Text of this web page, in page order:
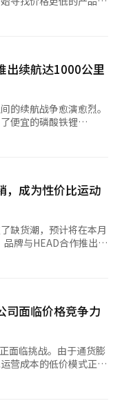
表示：“自6月以来，
“在A医院开处方的价
一半。毛发治疗药物
为27万5000到28万韩
5000韩元，3阶段
，均为53万韩元。与
了省下1万韩元，我和
韩元，来这里是对
的分析资料，截至今
韩元，反而下降
消费模式已转向“性价
示了药局市场的重心
如今正逐渐被追求脱发
大学消费者学系教授
消费，而是需要持续管
，这与外貌管理和自
医疗领域也开始重视性
道。”部分人士对脱发
用的担忧。尽管医院的
1到2分钟，未能充分考
方”的现象。肥胖治疗
，许多医院也能轻松开
（BMI）30以上的重度
成年超重患者进行处
能形成约5000户
3类一般居住区的上限
。 改造是通过
的扩建，部分增加户数
样提升项目性，但对于
少项目长期化的现实选
912户增加到约1048
成超过5000户的大型
每户仅0.64个。浦项
平均每户达到1.4个，
性极高。通过东作大路
交通部的实际交易价格
近交易价格为1300万
韩元。 浦项建设
首尔最大规模的改造
小区，改造将成为现实
有框架，但结构加固、
等都使得施工费用负担
协会成员的分摊费用存
现。”他说：“在相同
为主，重新调整美容
类，以满足性价比美容
售额同比增长约
“Zoom by 郑贤物”系
求。因此，便利店也加
为便利店的新增长领
。美容专营店销售80
出2.5倍以上。CU通过
400多家美容专营店推
的一半。由于性价比
类别销售额同比增长
妆品为主，扩大美容
品牌如无印良品、女
产品线。大型超市也加
合作，于去年4月推出
，主要商品价格定
韩元价格区间相似的
种增加到44种，商品
需求。零售业对低价化
费者偏好中低价品牌，
准。根据去年CJ Mezo
者选择中低价品牌作
，选择价格作为主要考
小，越倾向于重视价
编辑。
出续航达1000公里
的续航战争愈演愈烈。
便宜的磷酸铁锂
随着市场进入快速增
型搭载了自主研发的
合动力结构不同，电
行驶时以电动车模式运
适时介入，最大续航可
通过电动机驱动车
生电力以补充电池，目
争力和充电负担。此
车”为概念的EREV车
载PHEV技术的中型
。该车型在上市半天
型SUV“7X”的继任
1000公里的大型SUV作
，成为性价比运动
缺货潮，预计将在本月
其实用性而受到广泛关
比赢得了消费者的青
知申请人数超过了
风挡夹克和尼龙裤等商
。功能性服装的价格也
将其视为必备购物清
和
司面临价格竞争力
面临挑战。由于通货膨
营成本的低价模式正在
涨的情况下，全日空